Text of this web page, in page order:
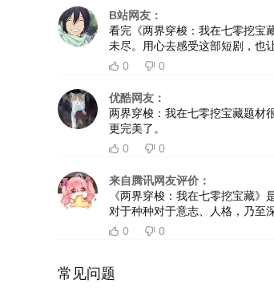
B站网友：
看完《两界穿梭：我在七零挖宝
未尽。用心去感受这部短剧，也
 0  0
优酷网友：
两界穿梭：我在七零挖宝藏题材
更完美了。
 0  0
来自腾讯网友评价：
《两界穿梭：我在七零挖宝藏
对于种种对于意志、人格，乃至
 0  0
常见问题